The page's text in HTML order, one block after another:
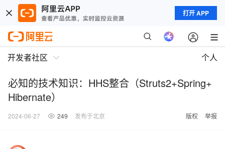
打开 APP
开发者社区 个人
必知的技术知识：HHS整合（Struts2+Spring+
Hibernate）
2024-06-27 249 发布于北京 版权 举报